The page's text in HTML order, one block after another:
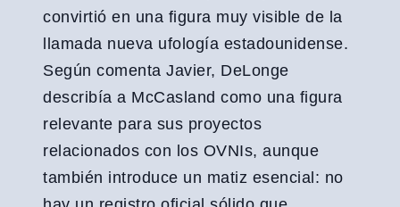
convirtió en una figura muy visible de la
llamada nueva ufología estadounidense.
Según comenta Javier, DeLonge
describía a McCasland como una figura
relevante para sus proyectos
relacionados con los OVNIs, aunque
también introduce un matiz esencial: no